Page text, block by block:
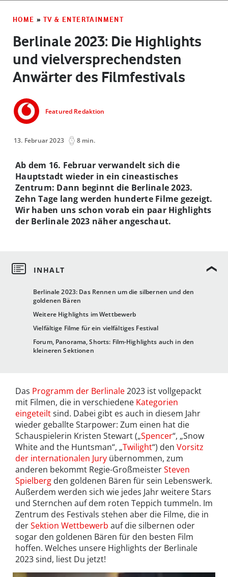
HOME » TV & ENTERTAINMENT
Berlinale 2023: Die Highlights
und vielversprechendsten
Anwärter des Filmfestivals
Featured Redaktion
13. Februar 2023 8 min.
Berlinale 2023: Das Rennen um die silbernen und den
goldenen Bären
Weitere Highlights im Wettbewerb
Vielfältige Filme für ein vielfältiges Festival
Forum, Panorama, Shorts: Film-Highlights auch in den
kleineren Sektionen
Ab dem 16. Februar verwandelt sich die
Hauptstadt wieder in ein cineastisches
Zentrum: Dann beginnt die Berlinale 2023.
Zehn Tage lang werden hunderte Filme gezeigt.
Wir haben uns schon vorab ein paar Highlights
der Berlinale 2023 näher angeschaut.
Das Programm der Berlinale2023 ist vollgepackt
mit Filmen, die in verschiedene Kategorien
eingeteiltsind. Dabei gibt es auch in diesem Jahr
wieder geballte Starpower: Zum einen hat die
Schauspielerin Kristen Stewart („Spencer“, „Snow
White and the Huntsman“, „Twilight“) den Vorsitz
der internationalen Jury übernommen, zum
anderen bekommt Regie-GroßmeisterSteven
Spielberg den goldenen Bären für sein Lebenswerk.
Außerdem werden sich wie jedes Jahr weitere Stars
und Sternchen auf dem roten Teppich tummeln. Im
Zentrum des Festivals stehen aber die Filme, die in
derSektion Wettbewerb auf die silbernen oder
sogar den goldenen Bären für den besten Film
hoffen. Welches unsere Highlights der Berlinale
2023 sind, liest Du jetzt!